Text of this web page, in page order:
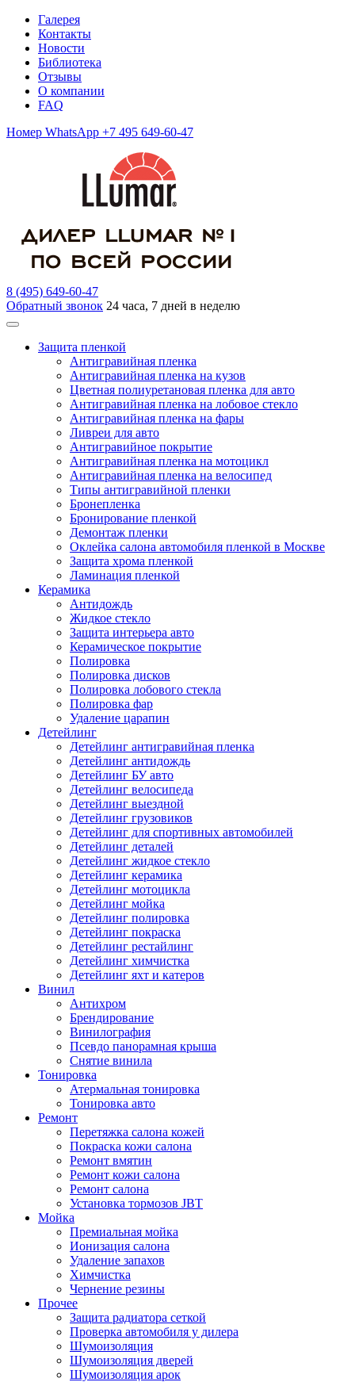
Галерея
Контакты
Новости
Библиотека
Отзывы
О компании
FAQ
Номер WhatsApp +7 495 649-60-47
8 (495) 649-60-47
Обратный звонок 24 часа, 7 дней в неделю
Защита пленкой
Антигравийная пленка
Антигравийная пленка на кузов
Цветная полиуретановая пленка для авто
Антигравийная пленка на лобовое стекло
Антигравийная пленка на фары
Ливреи для авто
Антигравийное покрытие
Антигравийная пленка на мотоцикл
Антигравийная пленка на велосипед
Типы антигравийной пленки
Бронепленка
Бронирование пленкой
Демонтаж пленки
Оклейка салона автомобиля пленкой в Москве
Защита хрома пленкой
Ламинация пленкой
Керамика
Антидождь
Жидкое стекло
Защита интерьера авто
Керамическое покрытие
Полировка
Полировка дисков
Полировка лобового стекла
Полировка фар
Удаление царапин
Детейлинг
Детейлинг антигравийная пленка
Детейлинг антидождь
Детейлинг БУ авто
Детейлинг велосипеда
Детейлинг выездной
Детейлинг грузовиков
Детейлинг для спортивных автомобилей
Детейлинг деталей
Детейлинг жидкое стекло
Детейлинг керамика
Детейлинг мотоцикла
Детейлинг мойка
Детейлинг полировка
Детейлинг покраска
Детейлинг рестайлинг
Детейлинг химчистка
Детейлинг яхт и катеров
Винил
Антихром
Брендирование
Винилография
Псевдо панорамная крыша
Снятие винила
Тонировка
Атермальная тонировка
Тонировка авто
Ремонт
Перетяжка салона кожей
Покраска кожи салона
Ремонт вмятин
Ремонт кожи салона
Ремонт салона
Установка тормозов JBT
Мойка
Премиальная мойка
Ионизация салона
Удаление запахов
Химчистка
Чернение резины
Прочее
Защита радиатора сеткой
Проверка автомобиля у дилера
Шумоизоляция
Шумоизоляция дверей
Шумоизоляция арок